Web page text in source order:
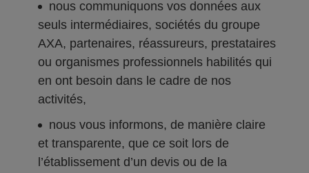
nous communiquons vos données aux
seuls intermédiaires, sociétés du groupe
AXA, partenaires, réassureurs, prestataires
ou organismes professionnels habilités qui
en ont besoin dans le cadre de nos
activités,
nous vous informons, de manière claire
et transparente, que ce soit lors de
l’établissement d’un devis ou de la